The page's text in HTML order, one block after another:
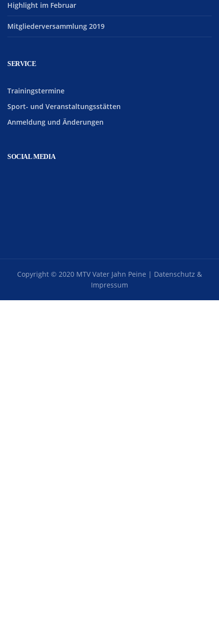
Highlight im Februar
Mitgliederversammlung 2019
SERVICE
Trainingstermine
Sport- und Veranstaltungsstätten
Anmeldung und Änderungen
SOCIAL MEDIA
Copyright © 2020 MTV Vater Jahn Peine | Datenschutz &
Impressum